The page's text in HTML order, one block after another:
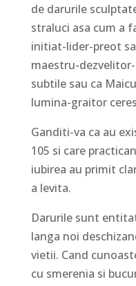
de darurile
straluci asa cum a
initiat-lider-preot
maestru-
subtile sau ca
lumina-graitor
Ganditi-va ca au
105 si care
iubirea au primit
a levita.
Darurile sunt
langa noi
vietii. Cand
cu smerenia si